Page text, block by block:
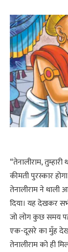
“तेनालीराम,
कीमती पुरस्कार
तेनालीराम ने
दिया। यह देखकर
जो लोग कुछ समय
एक-दूसरे का मुँह
तेनालीराम को ही